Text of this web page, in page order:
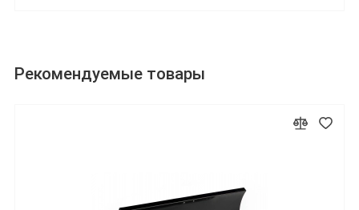
Рекомендуемые товары